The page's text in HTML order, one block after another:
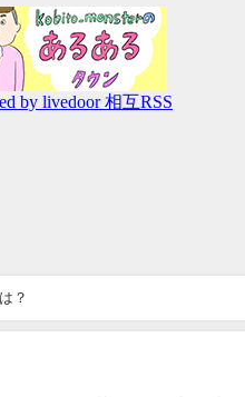
？